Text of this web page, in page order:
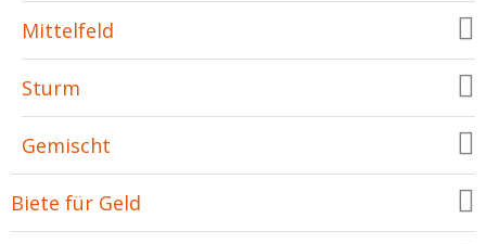
Mittelfeld
Sturm
Gemischt
Biete für Geld